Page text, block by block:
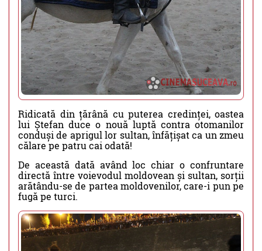
Ridicată din țărână cu puterea credinței, oastea
lui Ștefan duce o nouă luptă contra otomanilor
conduși de aprigul lor sultan, înfățișat ca un zmeu
călare pe patru cai odată!
De această dată având loc chiar o confruntare
directă între voievodul moldovean și sultan, sorții
arătându-se de partea moldovenilor, care-i pun pe
fugă pe turci.